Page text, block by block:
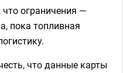
ограничения —
пока топливная
что данные карты